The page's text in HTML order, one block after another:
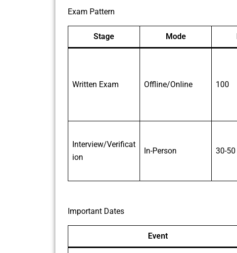
Exam Pattern
Stage Mode
Written Exam Offline/Online 100
Interview/Verificat
ion
In-Person 30-50
Important Dates
Event